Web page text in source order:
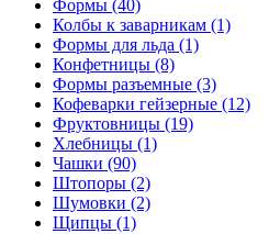
Формы (40)
Колбы к заварникам (1)
Формы для льда (1)
Конфетницы (8)
Формы разъемные (3)
Кофеварки гейзерные (12)
Фруктовницы (19)
Хлебницы (1)
Чашки (90)
Штопоры (2)
Шумовки (2)
Щипцы (1)